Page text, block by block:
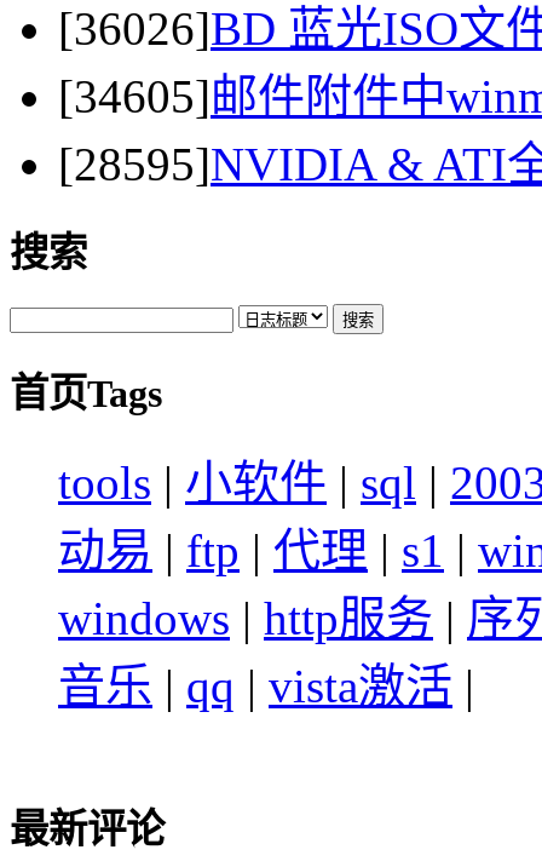
[36026]BD 蓝光ISO文
[34605]邮件附件中
[28595]NVIDIA & ATI
搜索
首页Tags
tools | 小软件 | sql |
动易 | ftp | 代理 | s1 |
windows | http服务 | 序
音乐 | qq | vista激活 |
最新评论